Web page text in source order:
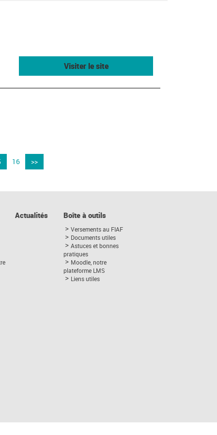
Visiter le site
16 >>
Actualités Boîte à outils
Versements au FIAF
Documents utiles
Astuces et bonnes
pratiques
Moodle, notre
plateforme LMS
Liens utiles